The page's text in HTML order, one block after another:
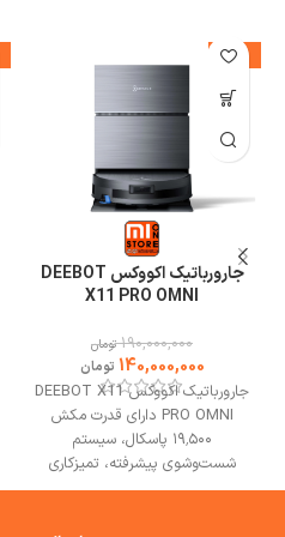
-26%
جارورباتیک اکووکس DEEBOT
X11 PRO OMNI
190,000,000 تومان
140,000,000 تومان
جارورباتیک اکووکس DEEBOT X11
PRO OMNI دارای قدرت مکش
۱۹٬۵۰۰ پاسکال، سیستم
شست‌وشوی پیشرفته، تمیزکاری
هدفمند، عبور بدون توقف از موانع